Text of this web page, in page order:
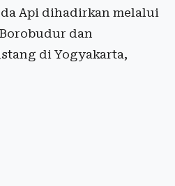
Api dihadirkan melalui
dan
di Yogyakarta,